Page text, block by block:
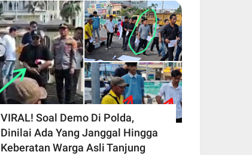
VIRAL! Soal Demo Di Polda,
Dinilai Ada Yang Janggal Hingga
Keberatan Warga Asli Tanjung